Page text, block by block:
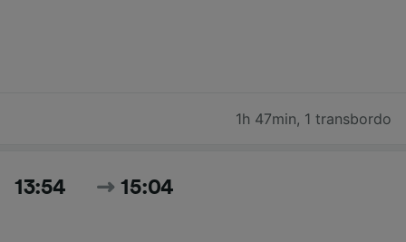
1h 47min, 1 transbordo
13:54 15:04